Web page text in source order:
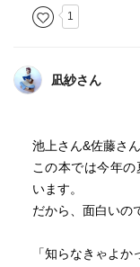
1
凪紗さん
池上さん&佐藤さ
この本では今年
います。
だから、面白いの
「知らなきゃよか